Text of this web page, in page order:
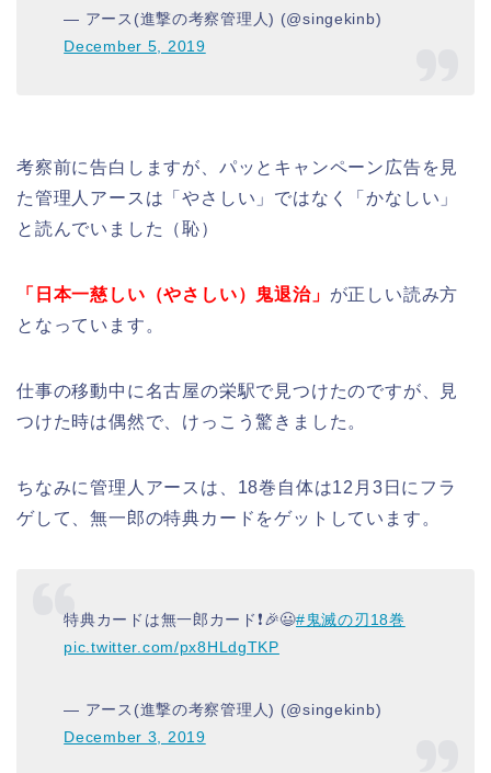
— アース(進撃の考察管理人) (@singekinb)
December 5, 2019
考察前に告白しますが、パッとキャンペーン広告を見
た管理人アースは「やさしい」ではなく「かなしい」
と読んでいました（恥）
「日本一慈しい（やさしい）鬼退治」 が正しい読み方
となっています。
仕事の移動中に名古屋の栄駅で見つけたのですが、見
つけた時は偶然で、けっこう驚きました。
ちなみに管理人アースは、18巻自体は12月3日にフラ
ゲして、無一郎の特典カードをゲットしています。
特典カードは無一郎カード❗🎉😃#鬼滅の刃18巻
pic.twitter.com/px8HLdgTKP
— アース(進撃の考察管理人) (@singekinb)
December 3, 2019